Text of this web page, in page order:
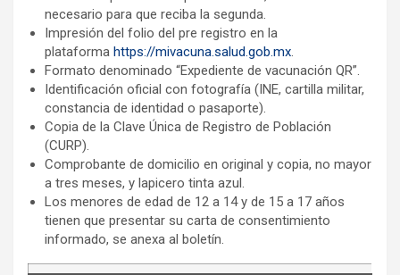
necesario para que reciba la segunda.
Impresión del folio del pre registro en la
plataforma https://mivacuna.salud.gob.mx.
Formato denominado “Expediente de vacunación QR”.
Identificación oficial con fotografía (INE, cartilla militar,
constancia de identidad o pasaporte).
Copia de la Clave Única de Registro de Población
(CURP).
Comprobante de domicilio en original y copia, no mayor
a tres meses, y lapicero tinta azul.
Los menores de edad de 12 a 14 y de 15 a 17 años
tienen que presentar su carta de consentimiento
informado, se anexa al boletín.